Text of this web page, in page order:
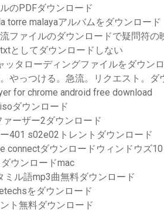
のPDFダウンロード
torre malayaアルバムをダウンロード
ファイルのダウンロードで疑問符の
としてダウンロードしない
ッタローディングファイルをダウン
やっつける。急流。リクエスト。ダ
for chrome android free download
ダウンロード
ーザー2ダウンロード
401 s02e02トレントダウンロード
connectダウンロードウィンドウズ10
ウンロードmac
ミル語mp3曲無料ダウンロード
をダウンロード
ト無料ダウンロード